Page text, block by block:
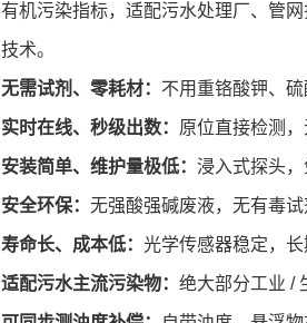
有机污染指标，适配污水处理厂、管
技术。
无需试剂、零耗材： 不用重铬酸钾、
实时在线、秒级出数： 原位直接检测
安装简单、维护量极低： 浸入式探头
安全环保： 无强酸强碱废液，无有毒
寿命长、成本低： 光学传感器稳定，长
适配污水主流污染物： 绝大部分工业 /